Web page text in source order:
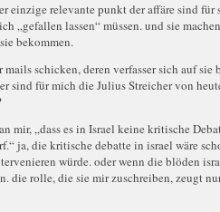
einzige relevante punkt der affäre sind für
„gefallen lassen“ müssen. und sie
bekommen.
schicken, deren verfasser sich auf sie
sind für mich die Julius Streicher von
mir, „dass es in Israel keine kritische
ja, die kritische debatte in israel wäre
würde. oder wenn die blöden
die rolle, die sie mir zuschreiben, zeugt